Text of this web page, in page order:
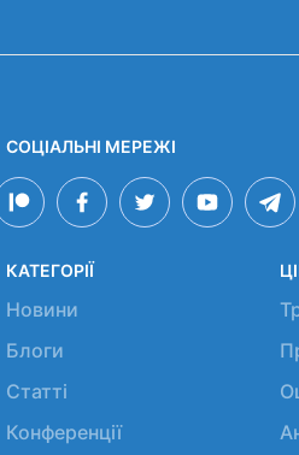
СОЦІАЛЬНІ МЕРЕЖІ
КАТЕГОРІЇ
Новини
Блоги
Статті
Конференції